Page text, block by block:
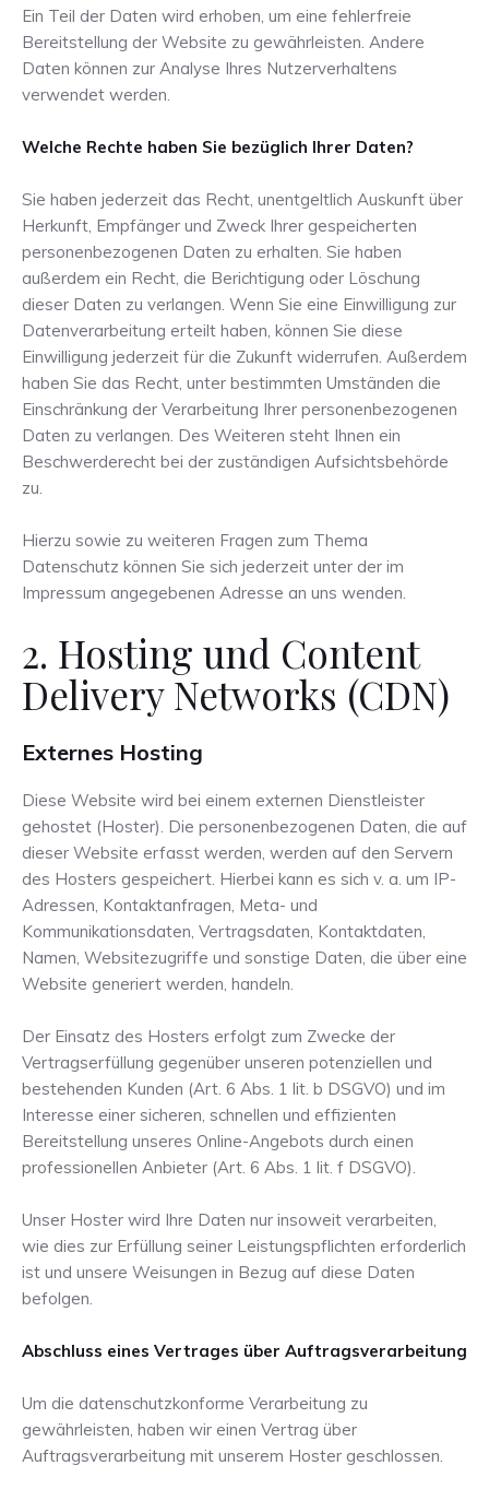
Ein Teil der Daten wird erhoben, um eine fehlerfreie
Bereitstellung der Website zu gewährleisten. Andere
Daten können zur Analyse Ihres Nutzerverhaltens
verwendet werden.
Welche Rechte haben Sie bezüglich Ihrer Daten?
Sie haben jederzeit das Recht, unentgeltlich Auskunft über
Herkunft, Empfänger und Zweck Ihrer gespeicherten
personenbezogenen Daten zu erhalten. Sie haben
außerdem ein Recht, die Berichtigung oder Löschung
dieser Daten zu verlangen. Wenn Sie eine Einwilligung zur
Datenverarbeitung erteilt haben, können Sie diese
Einwilligung jederzeit für die Zukunft widerrufen. Außerdem
haben Sie das Recht, unter bestimmten Umständen die
Einschränkung der Verarbeitung Ihrer personenbezogenen
Daten zu verlangen. Des Weiteren steht Ihnen ein
Beschwerderecht bei der zuständigen Aufsichtsbehörde
zu.
Hierzu sowie zu weiteren Fragen zum Thema
Datenschutz können Sie sich jederzeit unter der im
Impressum angegebenen Adresse an uns wenden.
2. Hosting und Content
Delivery Networks (CDN)
Externes Hosting
Diese Website wird bei einem externen Dienstleister
gehostet (Hoster). Die personenbezogenen Daten, die auf
dieser Website erfasst werden, werden auf den Servern
des Hosters gespeichert. Hierbei kann es sich v. a. um IP-
Adressen, Kontaktanfragen, Meta- und
Kommunikationsdaten, Vertragsdaten, Kontaktdaten,
Namen, Websitezugriffe und sonstige Daten, die über eine
Website generiert werden, handeln.
Der Einsatz des Hosters erfolgt zum Zwecke der
Vertragserfüllung gegenüber unseren potenziellen und
bestehenden Kunden (Art. 6 Abs. 1 lit. b DSGVO) und im
Interesse einer sicheren, schnellen und effizienten
Bereitstellung unseres Online-Angebots durch einen
professionellen Anbieter (Art. 6 Abs. 1 lit. f DSGVO).
Unser Hoster wird Ihre Daten nur insoweit verarbeiten,
wie dies zur Erfüllung seiner Leistungspflichten erforderlich
ist und unsere Weisungen in Bezug auf diese Daten
befolgen.
Abschluss eines Vertrages über Auftragsverarbeitung
Um die datenschutzkonforme Verarbeitung zu
gewährleisten, haben wir einen Vertrag über
Auftragsverarbeitung mit unserem Hoster geschlossen.